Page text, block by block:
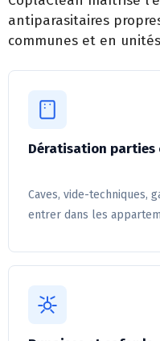
antiparasitaires
communes et en
Dératisation parties
Caves, vide-techniques,
entrer dans les